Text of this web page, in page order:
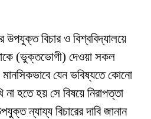
বিচার ও বিশ্ববিদ্যালয়ে
(ভুক্তভোগী) দেওয়া সকল
যেন ভবিষ্যতে কোনো
না হতে হয় সে বিষয়ে নিরাপত্তা
ন্যায্য বিচারের দাবি জানান